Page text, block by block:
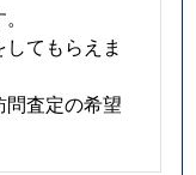
てもらえま
査定の希望